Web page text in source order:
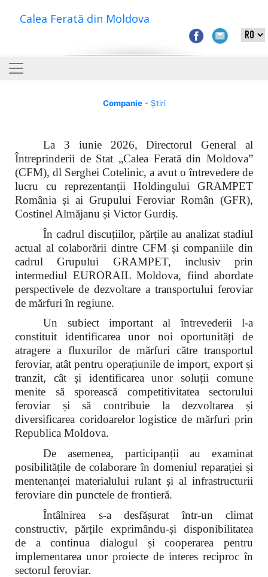
Calea Ferată din Moldova
Companie- Știri
La 3 iunie 2026, Directorul General al
Întreprinderii de Stat „Calea Ferată din Moldova”
(CFM), dl Serghei Cotelinic, a avut o întrevedere de
lucru cu reprezentanții Holdingului GRAMPET
România și ai Grupului Feroviar Român (GFR),
Costinel Almăjanu și Victor Gurdiș.
În cadrul discuțiilor, părțile au analizat stadiul
actual al colaborării dintre CFM și companiile din
cadrul Grupului GRAMPET, inclusiv prin
intermediul EURORAIL Moldova, fiind abordate
perspectivele de dezvoltare a transportului feroviar
de mărfuri în regiune.
Un subiect important al întrevederii l-a
constituit identificarea unor noi oportunități de
atragere a fluxurilor de mărfuri către transportul
feroviar, atât pentru operațiunile de import, export și
tranzit, cât și identificarea unor soluții comune
menite să sporească competitivitatea sectorului
feroviar și să contribuie la dezvoltarea și
diversificarea coridoarelor logistice de mărfuri prin
Republica Moldova.
De asemenea, participanții au examinat
posibilitățile de colaborare în domeniul reparației și
mentenanței materialului rulant și al infrastructurii
feroviare din punctele de frontieră.
Întâlnirea s-a desfășurat într-un climat
constructiv, părțile exprimându-și disponibilitatea
de a continua dialogul și cooperarea pentru
implementarea unor proiecte de interes reciproc în
sectorul feroviar.